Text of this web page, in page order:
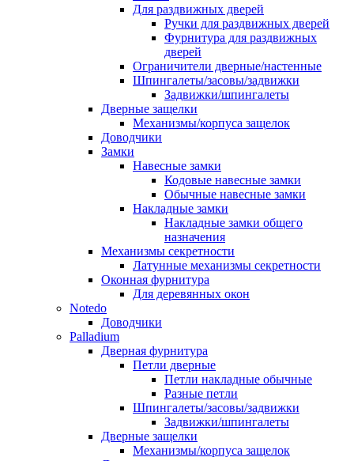
Для раздвижных дверей
Ручки для раздвижных дверей
Фурнитура для раздвижных
дверей
Ограничители дверные/настенные
Шпингалеты/засовы/задвижки
Задвижки/шпингалеты
Дверные защелки
Механизмы/корпуса защелок
Доводчики
Замки
Навесные замки
Кодовые навесные замки
Обычные навесные замки
Накладные замки
Накладные замки общего
назначения
Механизмы секретности
Латунные механизмы секретности
Оконная фурнитура
Для деревянных окон
Notedo
Доводчики
Palladium
Дверная фурнитура
Петли дверные
Петли накладные обычные
Разные петли
Шпингалеты/засовы/задвижки
Задвижки/шпингалеты
Дверные защелки
Механизмы/корпуса защелок